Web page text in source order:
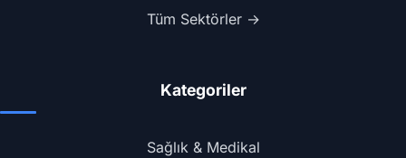
Tüm Sektörler →
Kategoriler
Sağlık & Medikal